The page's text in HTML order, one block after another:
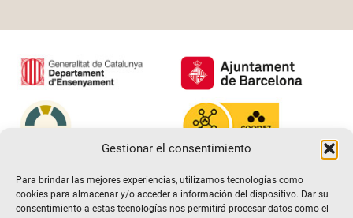
Gestionar el consentimiento
Para brindar las mejores experiencias, utilizamos tecnologías como
cookies para almacenar y/o acceder a información del dispositivo. Dar su
consentimiento a estas tecnologías nos permitirá procesar datos como el